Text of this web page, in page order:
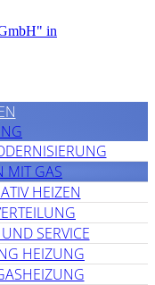
MIT GAS
HEIZEN
SERVICE
HEIZUNG